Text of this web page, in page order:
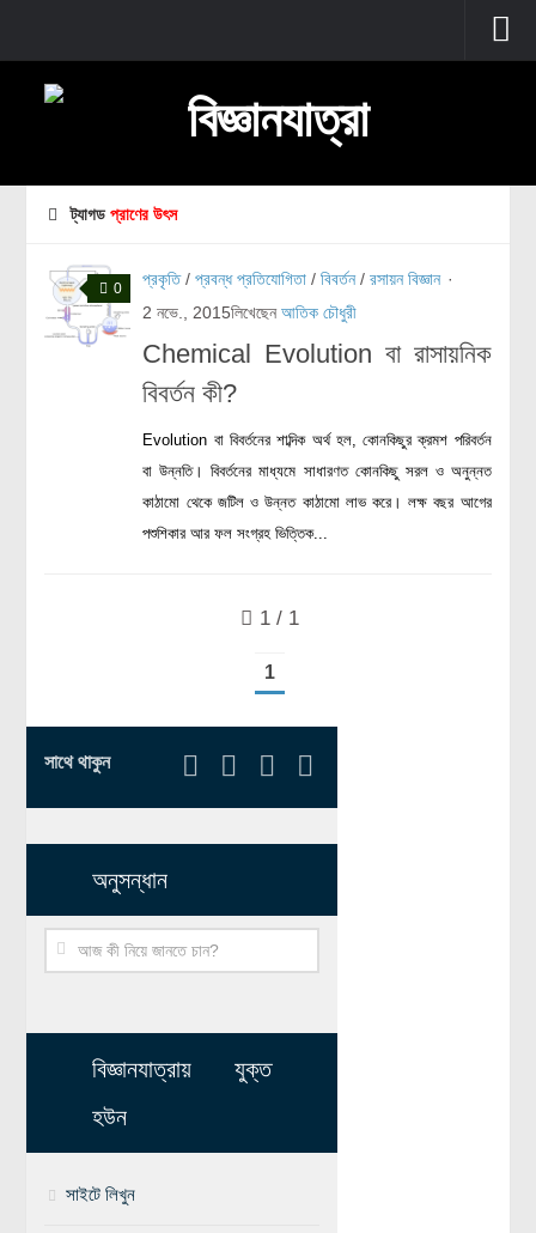
প্রচ্ছদ
জীববিজ্ঞান
প্রাণীবিজ্ঞান
বিবর্তন
মানবদেহ
জেনেটিক্স
রোগ ও চিকিৎসা
অণুজীববিজ্ঞান
প্রাকৃতিক দুর্যোগ
কম্পিউটার সায়েন্স
জেনেটিক ইঞ্জিনিয়ারিং
দৈনন্দিন জীবনে বিজ্ঞানের প্রয়োগ
আমাদের সৌরজগৎ
সৌরজগত ছাড়িয়ে
ট্যাগডপ্রাণের উৎস
0 প্রকৃতি/প্রবন্ধ প্রতিযোগিতা /বিবর্তন/রসায়ন বিজ্ঞান
2 নভে., 2015
·
লিখেছেনআতিক চৌধুরী
Chemical Evolution বা রাসায়নিক
বিবর্তন কী?
Evolution বা বিবর্তনের শাব্দিক অর্থ হল, কোনকিছুর ক্রমশ পরিবর্তন
বা উন্নতি। বিবর্তনের মাধ্যমে সাধারণত কোনকিছু সরল ও অনুন্নত
কাঠামো থেকে জটিল ও উন্নত কাঠামো লাভ করে। লক্ষ বছর আগের
পশুশিকার আর ফল সংগ্রহ ভিত্তিক...
1 / 1
1
সাথে থাকুন
অনুসন্ধান
বিজ্ঞানযাত্রায় যুক্ত
হউন
সাইটে লিখুন